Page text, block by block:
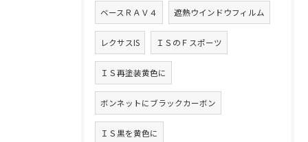
ベースＲＡＶ４ 遮熱ウインドウフィルム
レクサスIS ＩＳのＦスポーツ
ＩＳ再塗装黄色に
ボンネットにブラックカーボン
ＩＳ黒を黄色に